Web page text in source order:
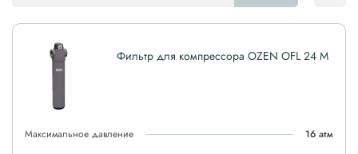
Фильтр для компрессора OZEN OFL 24 M
Максимальное давление 16 атм